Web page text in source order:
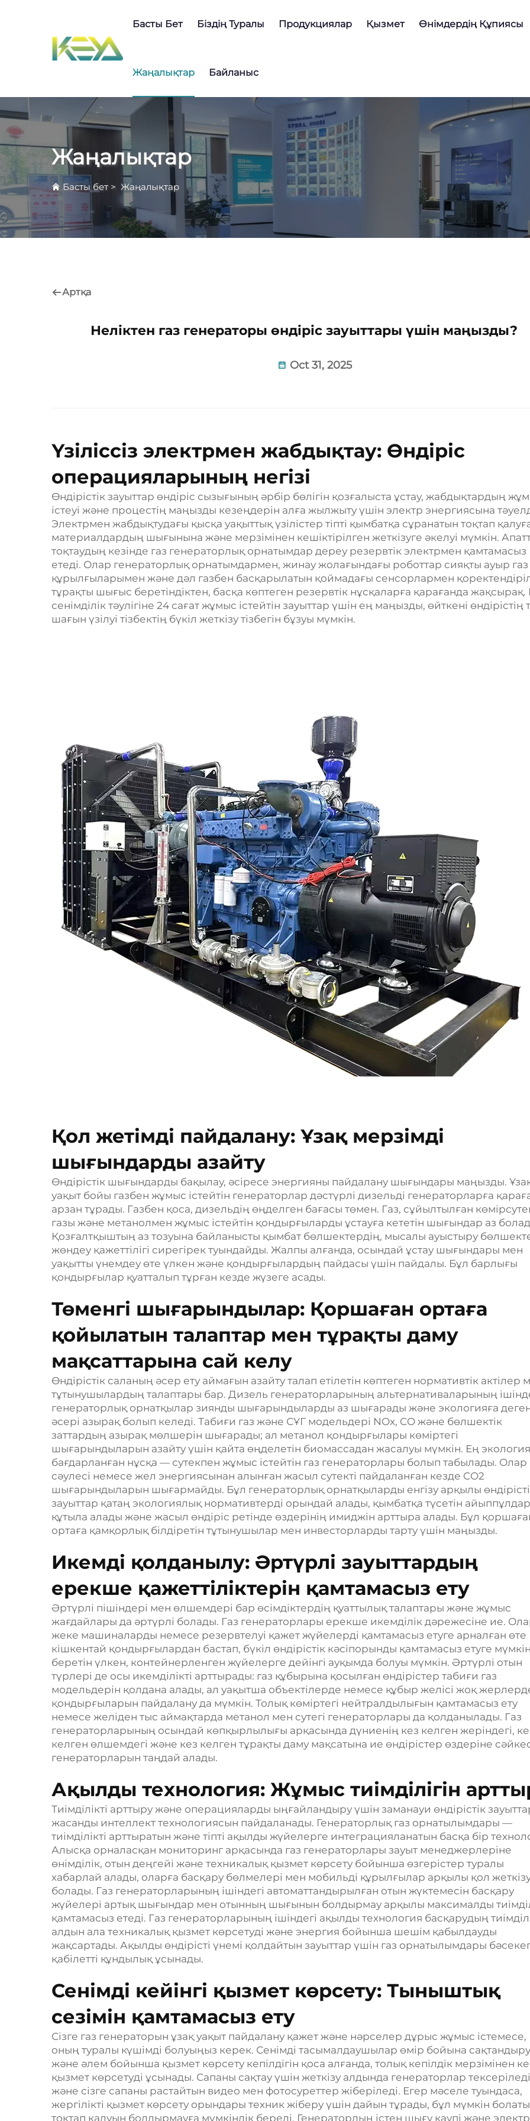
Басты Бет Біздің Туралы Продукциялар Қызмет Өнімдердің Құпиясы
Жаңалықтар Байланыс
Жаңалықтар
Басты бет > Жаңалықтар
Артқа
Неліктен газ генераторы өндіріс зауыттары үшін маңызды?
Oct 31, 2025
Үзіліссіз электрмен жабдықтау: Өндіріс
операцияларының негізі
Өндірістік зауыттар өндіріс сызығының әрбір бөлігін қозғалыста ұстау, жабдықтардың
істеуі және процестің маңызды кезеңдерін алға жылжыту үшін электр энергиясына
Электрмен жабдықтудағы қысқа уақыттық үзілістер тіпті қымбатқа сұранатын тоқтап
материалдардың шығынына және мерзімінен кешіктірілген жеткізуге әкелуі мүмкін.
тоқтаудың кезінде газ генераторлық орнатымдар дереу резервтік электрмен қамтамасыз
етеді. Олар генераторлық орнатымдармен, жинау жолағындағы роботтар сияқты ауыр газ
құрылғыларымен және дәл газбен басқарылатын қоймадағы сенсорлармен
тұрақты шығыс беретіндіктен, басқа көптеген резервтік нұсқаларға қарағанда жақсырақ.
сенімділік тәулігіне 24 сағат жұмыс істейтін зауыттар үшін ең маңызды, өйткені өндірістің
шағын үзілуі тізбектің бүкіл жеткізу тізбегін бұзуы мүмкін.
Қол жетімді пайдалану: Ұзақ мерзімді
шығындарды азайту
Өндірістік шығындарды бақылау, әсіресе энергияны пайдалану шығындары маңызды.
уақыт бойы газбен жұмыс істейтін генераторлар дәстүрлі дизельді генераторларға
арзан тұрады. Газбен қоса, дизельдің өңделген бағасы төмен. Газ, сұйылтылған
газы және метанолмен жұмыс істейтін қондырғыларды ұстауға кететін шығындар аз
Қозғалтқыштың аз тозуына байланысты қымбат бөлшектердің, мысалы ауыстыру
жөндеу қажеттілігі сирегірек туындайды. Жалпы алғанда, осындай ұстау шығындары мен
уақытты үнемдеу өте үлкен және қондырғылардың пайдасы үшін пайдалы. Бұл барлығы
қондырғылар қуатталып тұрған кезде жүзеге асады.
Төменгі шығарындылар: Қоршаған ортаға
қойылатын талаптар мен тұрақты даму
мақсаттарына сай келу
Өндірістік саланың әсер ету аймағын азайту талап етілетін көптеген нормативтік актілер
тұтынушылардың талаптары бар. Дизель генераторларының альтернативаларының
генераторлық орнатқылар зиянды шығарындыларды аз шығарады және экологияға
әсері азырақ болып келеді. Табиғи газ және СҰГ модельдері NOx, CO және бөлшектік
заттардың азырақ мөлшерін шығарады; ал метанол қондырғылары көміртегі
шығарындыларын азайту үшін қайта өңделетін биомассадан жасалуы мүмкін. Ең
бағдарланған нұсқа — сутекпен жұмыс істейтін газ генераторлары болып табылады. Олар
сәулесі немесе жел энергиясынан алынған жасыл сутекті пайдаланған кезде CO2
шығарындыларын шығармайды. Бұл генераторлық орнатқыларды енгізу арқылы
зауыттар қатаң экологиялық нормативтерді орындай алады, қымбатқа түсетін
құтыла алады және жасыл өндіріс ретінде өздерінің имиджін арттыра алады. Бұл
ортаға қамқорлық білдіретін тұтынушылар мен инвесторларды тарту үшін маңызды.
Икемді қолданылу: Әртүрлі зауыттардың
ерекше қажеттіліктерін қамтамасыз ету
Әртүрлі пішіндері мен өлшемдері бар өсімдіктердің қуаттылық талаптары және жұмыс
жағдайлары да әртүрлі болады. Газ генераторлары ерекше икемділік дәрежесіне ие.
жеке машиналарды немесе резервтелуі қажет жүйелерді қамтамасыз етуге арналған өте
кішкентай қондырғылардан бастап, бүкіл өндірістік кәсіпорынды қамтамасыз етуге
беретін үлкен, контейнерленген жүйелерге дейінгі ауқымда болуы мүмкін. Әртүрлі отын
түрлері де осы икемділікті арттырады: газ құбырына қосылған өндірістер табиғи газ
модельдерін қолдана алады, ал уақытша объектілерде немесе құбыр желісі жоқ
қондырғыларын пайдалану да мүмкін. Толық көміртегі нейтралдылығын қамтамасыз ету
немесе желіден тыс аймақтарда метанол мен сутегі генераторлары да қолданылады. Газ
генераторларының осындай көпқырлылығы арқасында дүниенің кез келген жеріндегі,
келген өлшемдегі және кез келген тұрақты даму мақсатына ие өндірістер өздеріне
генераторларын таңдай алады.
Ақылды технология: Жұмыс тиімділігін
Тиімділікті арттыру және операцияларды ыңғайландыру үшін заманауи өндірістік
жасанды интеллект технологиясын пайдаланады. Генераторлық газ орнатылымдары —
тиімділікті арттыратын және тіпті ақылды жүйелерге интеграцияланатын басқа бір
Алысқа орналасқан мониторинг арқасында газ генераторлары зауыт менеджерлеріне
өнімділік, отын деңгейі және техникалық қызмет көрсету бойынша өзгерістер туралы
хабарлай алады, оларға басқару бөлмелері мен мобильді құрылғылар арқылы қол
болады. Газ генераторларының ішіндегі автоматтандырылған отын жүктемесін басқару
жүйелері артық шығындар мен отынның шығынын болдырмау арқылы максималды
қамтамасыз етеді. Газ генераторларының ішіндегі ақылды технология басқарудың
алдын ала техникалық қызмет көрсетуді және энергия бойынша шешім қабылдауды
жақсартады. Ақылды өндірісті үнемі қолдайтын зауыттар үшін газ орнатылымдары
қабілетті құндылық ұсынады.
Сенімді кейінгі қызмет көрсету: Тыныштық
сезімін қамтамасыз ету
Сізге газ генераторын ұзақ уақыт пайдалану қажет және нәрселер дұрыс жұмыс істемесе,
оның туралы күшімді болуыңыз керек. Сенімді тасымалдаушылар өмір бойына сақтандыру
және әлем бойынша қызмет көрсету кепілдігін қоса алғанда, толық кепілдік мерзімінен
қызмет көрсетуді ұсынады. Сапаны сақтау үшін жеткізу алдында генераторлар тексеріледі
және сізге сапаны растайтын видео мен фотосуреттер жіберіледі. Егер мәселе туындаса,
жергілікті қызмет көрсету орындары техник жіберу үшін дайын тұрады, бұл мүмкін
тоқтап қалуын болдырмауға мүмкіндік береді. Генератордың істен шығу қаупі және электр